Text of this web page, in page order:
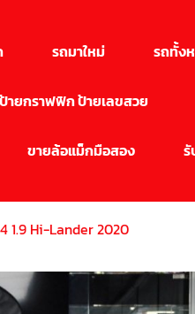
รถมาใหม่ รถทั้ง
ายกราฟฟิก ป้ายเลขสวย
ขายล้อแม็กมือสอง
1.9 Hi-Lander 2020